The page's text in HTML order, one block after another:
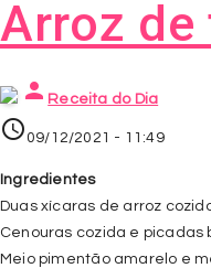
Arroz de
person Receita do Dia
access_time 09/12/2021 - 11:49
Ingredientes
Duas xícaras de arroz
Cenouras cozida e picadas
Meio pimentão amarelo e